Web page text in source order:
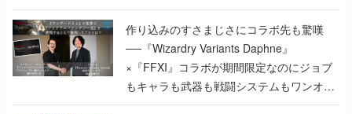
作り込みのすさまじさにコラボ先も驚嘆
──『Wizardry Variants Daphne』
×『FFXI』コラボが期間限定なのにジョブ
もキャラも武器も戦闘システムもワンオフ
で作り込まれた理由を両ディレクターに聞